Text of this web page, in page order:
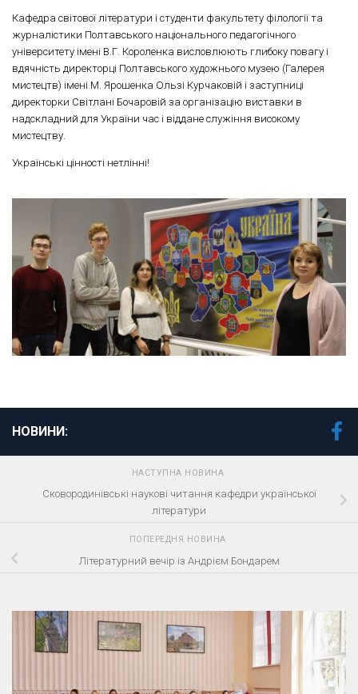
Кафедра світової літератури і студенти факультету філології та
журналістики Полтавського національного педагогічного
університету імені В.Г. Короленка висловлюють глибоку повагу і
вдячність директорці Полтавського художнього музею (Галерея
мистецтв) імені М. Ярошенка Ользі Курчаковій і заступниці
директорки Світлані Бочаровій за організацію виставки в
надскладний для України час і віддане служіння високому
мистецтву.
Українські цінності нетлінні!
НОВИНИ:
НАСТУПНА НОВИНА
Сковородинівські наукові читання кафедри української
літератури
ПОПЕРЕДНЯ НОВИНА
Літературний вечір із Андрієм Бондарем